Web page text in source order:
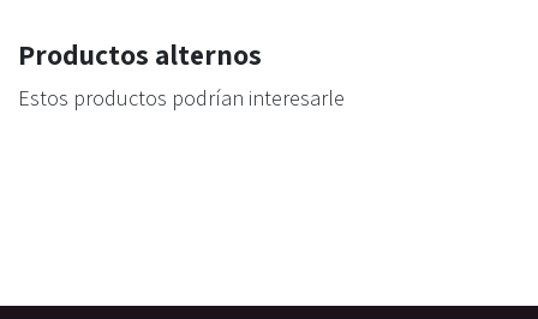
Productos alternos
Estos productos podrían interesarle